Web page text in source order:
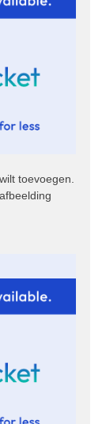
toevoegen.